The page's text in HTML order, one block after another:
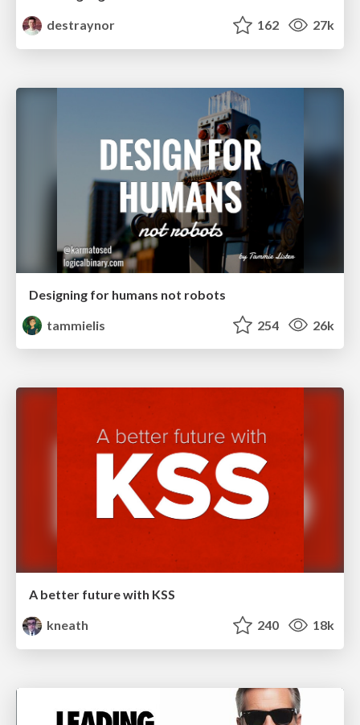
destraynor
162 27k
Designing for humans not robots
tammielis
254 26k
A better future with KSS
kneath
240 18k